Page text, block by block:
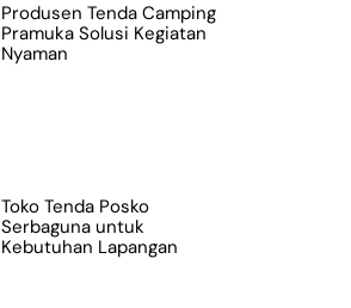
Produsen Tenda Camping
Pramuka Solusi Kegiatan
Nyaman
Toko Tenda Posko
Serbaguna untuk
Kebutuhan Lapangan